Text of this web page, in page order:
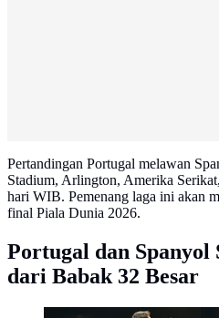
Pertandingan Portugal melawan
Stadium, Arlington, Amerika
hari WIB. Pemenang laga ini akan
final Piala Dunia 2026.
Portugal dan Spanyol
dari Babak 32 Besar